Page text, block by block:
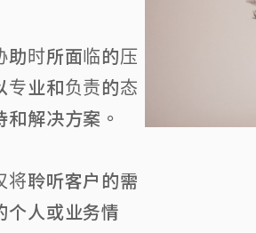
助时所面临的压
专业和负责的态
解决方案。
将聆听客户的需
个人或业务情